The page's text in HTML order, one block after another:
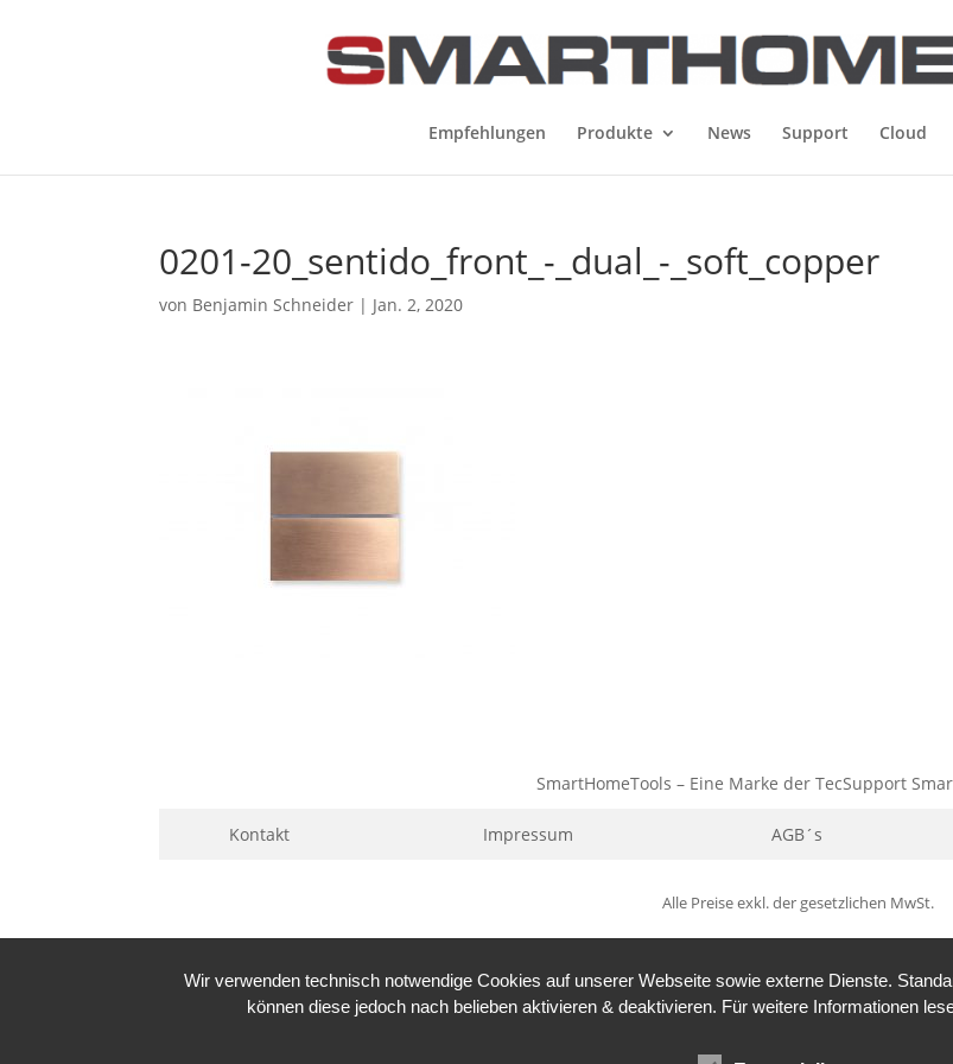
Empfehlungen Produkte News Support Cloud
0201-20_sentido_front_-_dual_-_soft_copper
von Benjamin Schneider | Jan. 2, 2020
SmartHomeTools – Eine Marke der TecSupport
Kontakt Impressum AGB´s
Alle Preise exkl. der gesetzlichen MwSt.
Wir verwenden technisch notwendige Cookies auf unserer Webseite sowie externe Dienste.
können diese jedoch nach belieben aktivieren & deaktivieren. Für weitere Informationen